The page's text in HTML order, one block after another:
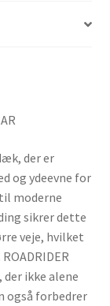
der er
og ydeevne for
moderne
sikrer dette
veje, hvilket
ikke alene
også forbedrer